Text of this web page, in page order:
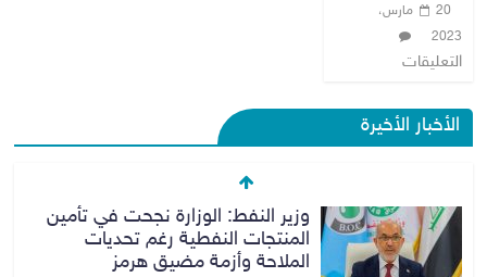
20 مارس،
2023
التعليقات
الأخبار الأخيرة
وزير النفط: الوزارة نجحت في تأمين
المنتجات النفطية رغم تحديات
الملاحة وأزمة مضيق هرمز